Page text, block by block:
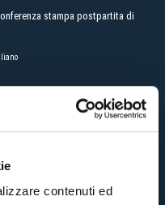
contenuti ed
stampa postpartita di
🏟️ | BOLOGNA-BRANN ⚽️